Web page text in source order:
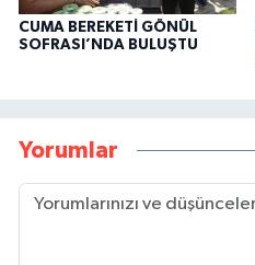
CUMA BEREKETİ GÖNÜL
SOFRASI’NDA BULUŞTU
Yorumlar